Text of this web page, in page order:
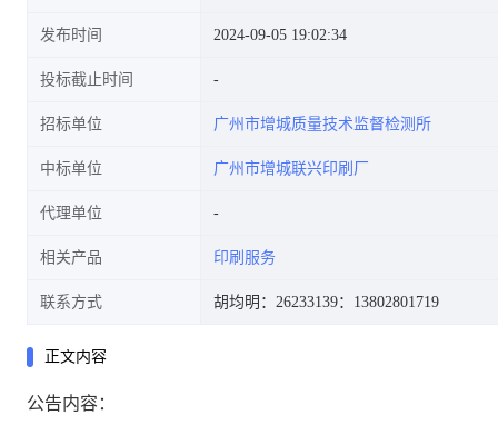
合同的合同公告
发布时间 2024-09-05 19:02:34
投标截止时间
招标单位 广州市增城质量技术监督检测所
中标单位 广州市增城联兴印刷厂
代理单位
相关产品 印刷服务
联系方式 胡均明：26233139：13802801719
正文内容
公告内容：